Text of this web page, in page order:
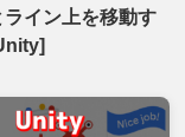
イン上を移動す